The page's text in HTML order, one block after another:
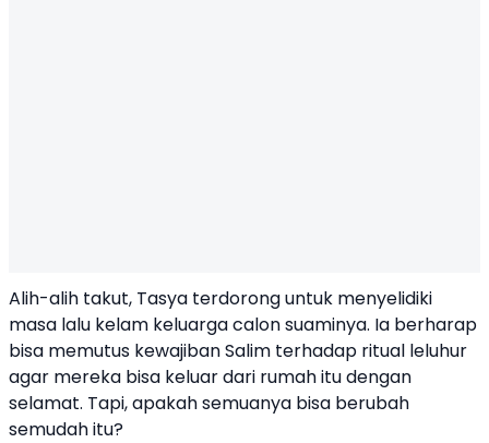
Alih-alih takut, Tasya terdorong untuk menyelidiki
masa lalu kelam keluarga calon suaminya. Ia berharap
bisa memutus kewajiban Salim terhadap ritual leluhur
agar mereka bisa keluar dari rumah itu dengan
selamat. Tapi, apakah semuanya bisa berubah
semudah itu?